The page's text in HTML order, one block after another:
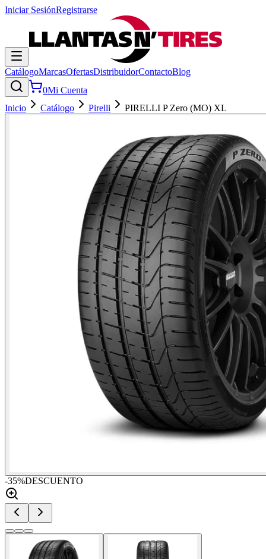
Iniciar SesiónRegistrarse
CatálogoMarcasOfertasDistribuidorContactoBlog
0Mi Cuenta
Inicio
Catálogo Pirelli PIRELLI P Zero (MO) XL
-35%DESCUENTO